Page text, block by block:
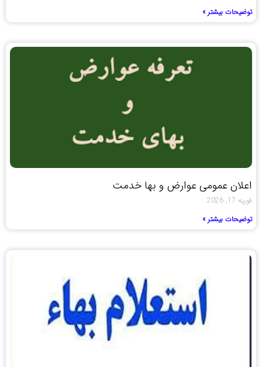
توضیحات بیشتر »
اعلان عمومی عوارض و بها خدمت
فوریه 17, 2026
توضیحات بیشتر »